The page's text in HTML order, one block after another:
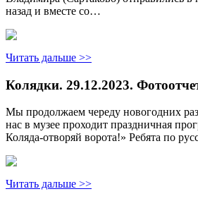
назад и вместе со…
Читать дальше >>
Колядки. 29.12.2023.
Мы продолжаем череду новогодних
нас в музее проходит праздничная
Коляда-отворяй ворота!» Ребята по
Читать дальше >>